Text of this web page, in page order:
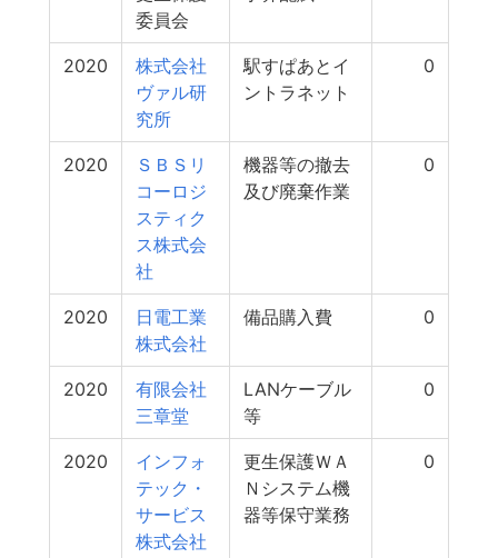
委員会
2020
株式会社
ヴァル研
究所
駅すぱあとイ
ントラネット
0
2020
ＳＢＳリ
コーロジ
スティク
ス株式会
社
機器等の撤去
及び廃棄作業
0
2020
日電工業
株式会社
備品購入費 0
2020
有限会社
三章堂
LANケーブル
等
0
2020
インフォ
テック・
サービス
株式会社
更生保護ＷＡ
Ｎシステム機
器等保守業務
0